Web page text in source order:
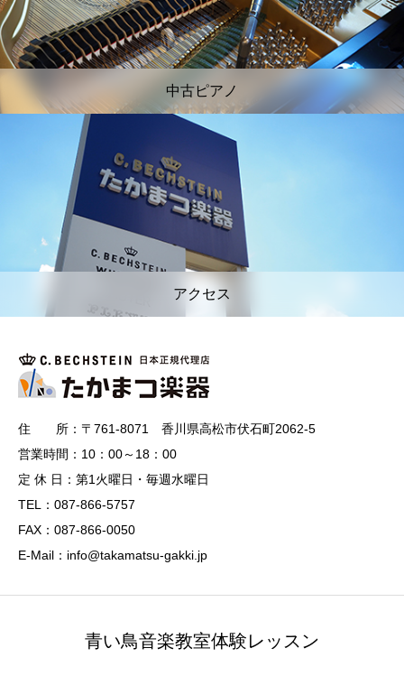
中古ピアノ
アクセス
住 所：〒761-8071 香川県高松市伏石町2062-5
営業時間：10：00～18：00
定 休 日：第1火曜日・毎週水曜日
TEL：087-866-5757
FAX：087-866-0050
E-Mail：info@takamatsu-gakki.jp
青い鳥音楽教室体験レッスン